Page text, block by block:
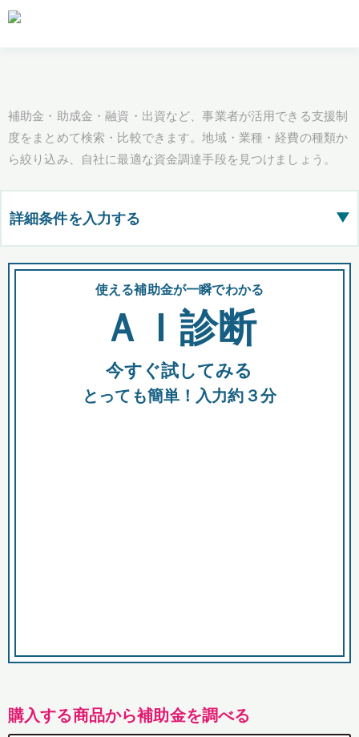
補助金・助成金・融資・出資など、事業者が活用できる支援制
度をまとめて検索・比較できます。地域・業種・経費の種類か
ら絞り込み、自社に最適な資金調達手段を見つけましょう。
詳細条件を入力する ▶
都道府県
全国の検索結果を含めて表示
助成金 融資 出資
使える補助金が一瞬でわかる
ＡＩ診断
今すぐ試してみる
とっても簡単！入力約３分
購入する商品から補助金を調べる